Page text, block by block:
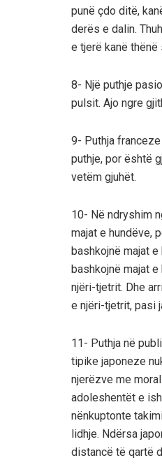
punë çdo ditë,
derës e dalin.
e tjerë kanë
8- Një puthje
pulsit. Ajo ngre
9- Puthja
puthje, por është
vetëm gjuhët.
10- Në ndryshim
majat e hundëve,
bashkojnë majat
bashkojnë majat
njëri-tjetrit. Dhe
e njëri-tjetrit, pasi
11- Puthja në
tipike japoneze
njerëzve me
adoleshentët e
nënkuptonte
lidhje. Ndërsa
distancë të qartë